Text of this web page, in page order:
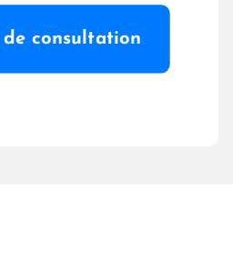
de consultation